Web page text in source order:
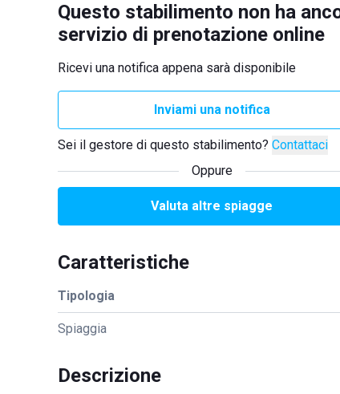
Questo stabilimento non ha
servizio di prenotazione online
Ricevi una notifica appena sarà disponibile
Inviami una notifica
Sei il gestore di questo stabilimento? Contattaci
Oppure
Valuta altre spiagge
Caratteristiche
Tipologia
Spiaggia
Descrizione